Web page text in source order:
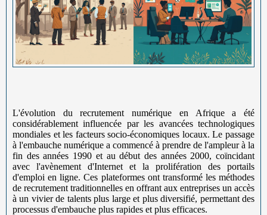
L'évolution du recrutement numérique en Afrique a été
considérablement influencée par les avancées technologiques
mondiales et les facteurs socio-économiques locaux. Le passage
à l'embauche numérique a commencé à prendre de l'ampleur à la
fin des années 1990 et au début des années 2000, coïncidant
avec l'avènement d'Internet et la prolifération des portails
d'emploi en ligne. Ces plateformes ont transformé les méthodes
de recrutement traditionnelles en offrant aux entreprises un accès
à un vivier de talents plus large et plus diversifié, permettant des
processus d'embauche plus rapides et plus efficaces.